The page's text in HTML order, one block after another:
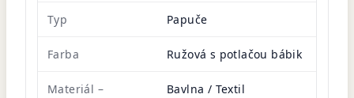
Typ Papuče
Farba Ružová s potlačou bábik
Materiál –
Bavlna / Textil